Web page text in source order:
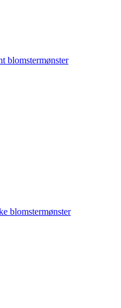
blomstermønster
blomstermønster